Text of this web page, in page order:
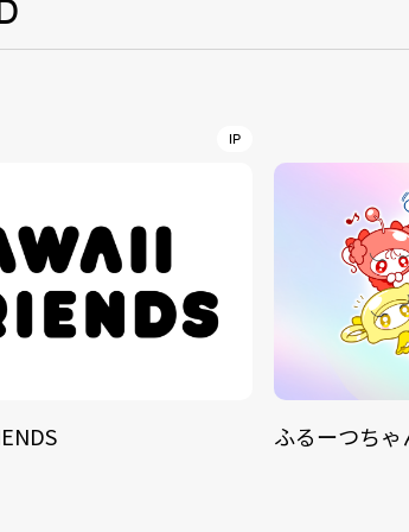
IP
ふるーつちゃ
COMPANY PROFILE